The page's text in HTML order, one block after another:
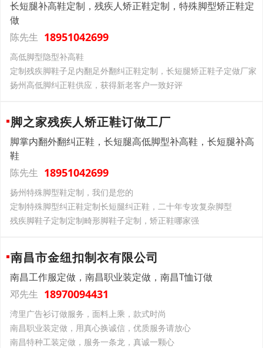
长短腿补高鞋定制，残疾人矫正鞋定制，特殊脚型矫正鞋定
做
陈先生 18951042699
高低脚型隐型补高鞋
定制残疾脚鞋子足内翻足外翻纠正鞋定制，长短腿矫正鞋子定做厂家
扬州高低脚纠正鞋供应，获得新老客户一致好评
脚之家残疾人矫正鞋订做工厂
脚掌内翻外翻纠正鞋，长短腿高低脚型补高鞋，长短腿补高
鞋
陈先生 18951042699
扬州特殊脚型鞋定制，我们是您的
定制特殊脚型纠正鞋定制长短腿纠正鞋，二十年专攻复杂脚型
残疾脚鞋子定制定制畸形脚鞋子定制，矫正鞋哪家强
南昌市金纽扣制衣有限公司
南昌工作服定做，南昌职业装定做，南昌T恤订做
邓先生 18970094431
湾里广告衫订做服务，面料上乘，款式时尚
南昌职业装定做，用真心换诚信，优质服务请放心
南昌特种工装定做，服务一条龙，真诚一颗心